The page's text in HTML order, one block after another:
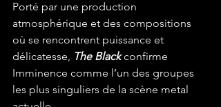
Porté par une production
atmosphérique et des compositions
où se rencontrent puissance et
délicatesse, The Black confirme
Imminence comme l’un des groupes
les plus singuliers de la scène metal